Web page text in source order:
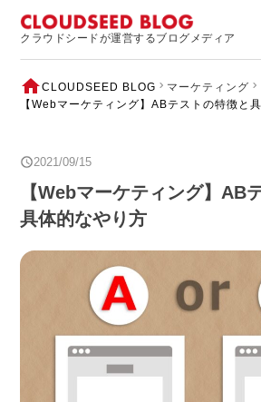
クラウドシードが運営するブログメディア
CLOUDSEED BLOG
マーケティング
【Webマーケティング】ABテストの特徴と
2021/09/15
【Webマーケティング】AB
具体的なやり方